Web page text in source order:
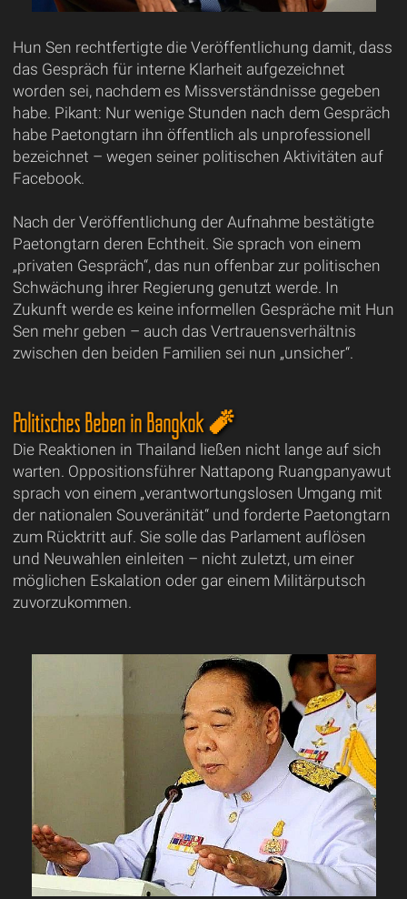
Hun Sen rechtfertigte die Veröffentlichung damit, dass
das Gespräch für interne Klarheit aufgezeichnet
worden sei, nachdem es Missverständnisse gegeben
habe. Pikant: Nur wenige Stunden nach dem Gespräch
habe Paetongtarn ihn öffentlich als unprofessionell
bezeichnet – wegen seiner politischen Aktivitäten auf
Facebook.
Nach der Veröffentlichung der Aufnahme bestätigte
Paetongtarn deren Echtheit. Sie sprach von einem
„privaten Gespräch“, das nun offenbar zur politischen
Schwächung ihrer Regierung genutzt werde. In
Zukunft werde es keine informellen Gespräche mit Hun
Sen mehr geben – auch das Vertrauensverhältnis
zwischen den beiden Familien sei nun „unsicher“.
Politisches Beben in Bangkok 🧨
Die Reaktionen in Thailand ließen nicht lange auf sich
warten. Oppositionsführer Nattapong Ruangpanyawut
sprach von einem „verantwortungslosen Umgang mit
der nationalen Souveränität“ und forderte Paetongtarn
zum Rücktritt auf. Sie solle das Parlament auflösen
und Neuwahlen einleiten – nicht zuletzt, um einer
möglichen Eskalation oder gar einem Militärputsch
zuvorzukommen.